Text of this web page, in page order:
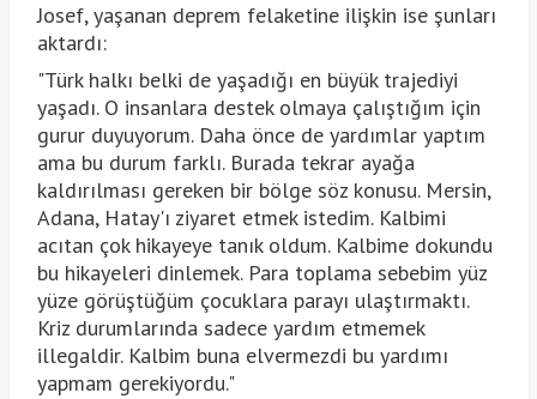
Josef, yaşanan deprem felaketine ilişkin ise şunları
aktardı:
"Türk halkı belki de yaşadığı en büyük trajediyi
yaşadı. O insanlara destek olmaya çalıştığım için
gurur duyuyorum. Daha önce de yardımlar yaptım
ama bu durum farklı. Burada tekrar ayağa
kaldırılması gereken bir bölge söz konusu. Mersin,
Adana, Hatay'ı ziyaret etmek istedim. Kalbimi
acıtan çok hikayeye tanık oldum. Kalbime dokundu
bu hikayeleri dinlemek. Para toplama sebebim yüz
yüze görüştüğüm çocuklara parayı ulaştırmaktı.
Kriz durumlarında sadece yardım etmemek
illegaldir. Kalbim buna elvermezdi bu yardımı
yapmam gerekiyordu."